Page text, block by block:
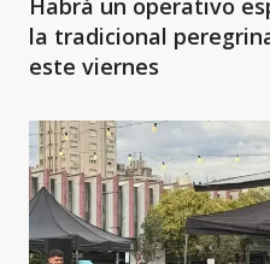
la tradicional
este viernes